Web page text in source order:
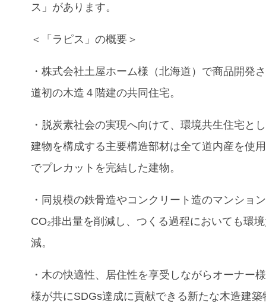
ス」があります。
＜ 「ラピス」の概要＞
・株式会社土屋ホーム様（北海道）で商品開発
道初の木造４階建の共同住宅。
・脱炭素社会の実現へ向けて、環境共生住宅と
建物を構成する主要構造部材は全て道内産を使
でプレカットを完結した建物。
・同規模の鉄骨造やコンクリート造のマンショ
CO₂排出量を削減し、つくる過程においても環
減。
・木の快適性、居住性を享受しながらオーナー
様が共にSDGs達成に貢献できる新たな木造建築